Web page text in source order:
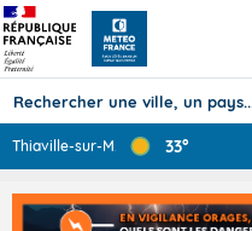
Thiaville-sur-M... 33°